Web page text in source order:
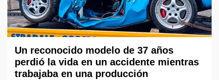
Un reconocido modelo de 37 años
perdió la vida en un accidente mientras
trabajaba en una producción